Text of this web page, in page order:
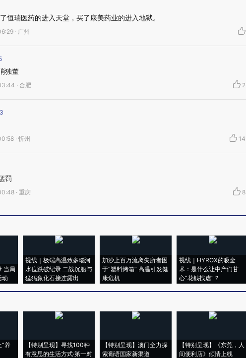
恒瑞医药的进入天堂，买了康美药业的进入地狱。
· 广州
独董
· 合肥 2
· 忻州 14
罚
· 重庆 8
当局
动
视线｜极端高温致多瑙河
水位跌破纪录 二战沉船与
猛犸象化石接连露出
加沙上百万流离失所者困
于“塑料烤箱” 高温引发健
康危机
视线｜HYROX的吸金
术：是什么让中产们甘
心“花钱找虐”？
“养
【特别呈现】寻找100种
有意思的生活方式·第一对
【特别呈现】澳门全力探
索葡语国家新渠道
【特别呈现】《东莞，人
间便利店》倾情上线